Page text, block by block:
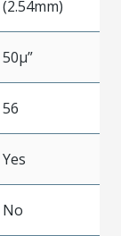
(2.54mm)
50µ”
56
Yes
No